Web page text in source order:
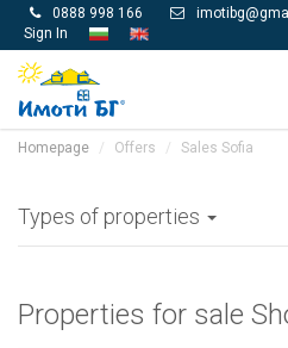
 0888 998 166 
Sign In
Homepage Offers Sales Sofia
Types of properties
Properties for sale